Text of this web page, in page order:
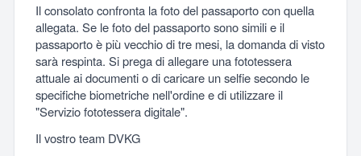
Il consolato confronta la foto del passaporto con quella
allegata. Se le foto del passaporto sono simili e il
passaporto è più vecchio di tre mesi, la domanda di visto
sarà respinta. Si prega di allegare una fototessera
attuale ai documenti o di caricare un selfie secondo le
specifiche biometriche nell'ordine e di utilizzare il
"Servizio fototessera digitale".
Il vostro team DVKG